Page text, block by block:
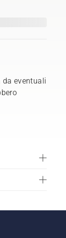
da eventuali